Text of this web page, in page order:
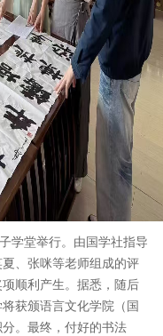
学堂举行。由国学社指导
、张咪等老师组成的评
顺利产生。 据悉，随后
获颁语言文化学院（国
。最终，付好的书法